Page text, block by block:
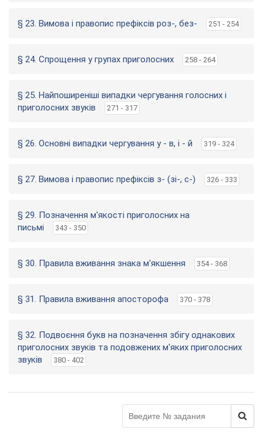
§ 23. Вимова і правопис префіксів роз-, без- 251 - 254
§ 24. Спрощення у групах приголосних 258 - 264
§ 25. Найпоширеніші випадки чергування голосних і
приголосних звуків
271 - 317
§ 26. Основні випадки чергування у - в, і - й 319 - 324
§ 27. Вимова і правопис префіксів з- (зі-, с-) 326 - 333
§ 29. Позначення м'якості приголосних на
письмі
343 - 350
§ 30. Правила вживання знака м'якшення 354 - 368
§ 31. Правила вживання апосторофа 370 - 378
§ 32. Подвоєння букв на позначення збігу однакових
приголосних звуків та подовжених м'яких приголосних
звуків
380 - 402